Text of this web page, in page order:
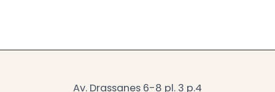
Av. Drassanes 6-8 pl. 3 p.4